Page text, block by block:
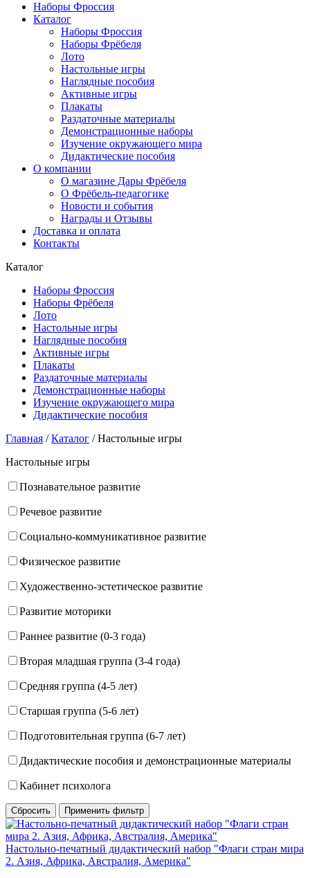
Наборы Фроссия
Каталог
Наборы Фроссия
Наборы Фрёбеля
Лото
Настольные игры
Наглядные пособия
Активные игры
Плакаты
Раздаточные материалы
Демонстрационные наборы
Изучение окружающего мира
Дидактические пособия
О компании
О магазине Дары Фрёбеля
О Фрёбель-педагогике
Новости и события
Награды и Отзывы
Доставка и оплата
Контакты
Каталог
Наборы Фроссия
Наборы Фрёбеля
Лото
Настольные игры
Наглядные пособия
Активные игры
Плакаты
Раздаточные материалы
Демонстрационные наборы
Изучение окружающего мира
Дидактические пособия
Главная /Каталог /Настольные игры
Настольные игры
Познавательное развитие
Речевое развитие
Социально-коммуникативное развитие
Физическое развитие
Художественно-эстетическое развитие
Развитие моторики
Раннее развитие (0-3 года)
Вторая младшая группа (3-4 года)
Средняя группа (4-5 лет)
Старшая группа (5-6 лет)
Подготовительная группа (6-7 лет)
Дидактические пособия и демонстрационные материалы
Кабинет психолога
Сбросить Применить фильтр
Настольно-печатный дидактический набор "Флаги стран мира
2. Азия, Африка, Австралия, Америка"